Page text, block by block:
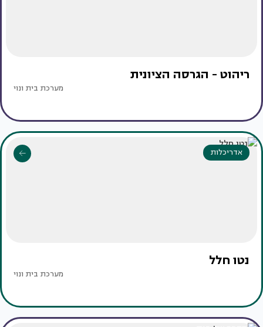
ריהוט - הגרסה הציונית
מערכת בית ונוי
אדריכלות
נטו חלל
מערכת בית ונוי